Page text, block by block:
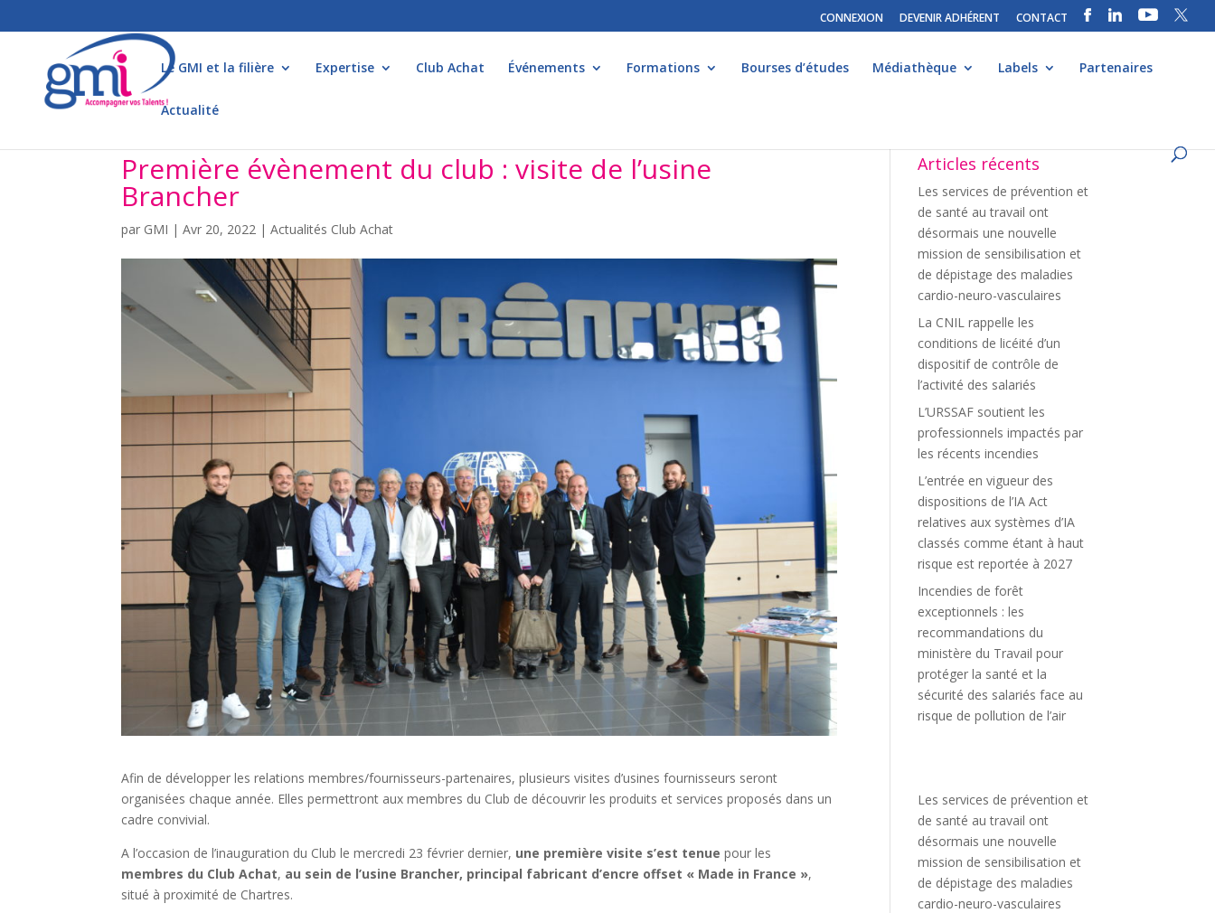
CONNEXION DEVENIR ADHÉRENT CONTACT
Le GMI et la filière Expertise Club Achat Événements Formations Bourses d’études Médiathèque Labels Partenaires
Actualité
Première évènement du club : visite de l’usine
Brancher
par GMI |Avr 20, 2022 |Actualités Club Achat
Afin de développer les relations membres/fournisseurs-partenaires, plusieurs visites d’usines fournisseurs seront
organisées chaque année. Elles permettront aux membres du Club de découvrir les produits et services proposés dans un
cadre convivial.
A l’occasion de l’inauguration du Club le mercredi 23 février dernier, une première visite s’est tenuepour les
membres du Club Achat, au sein de l’usine Brancher, principal fabricant d’encre offset « Made in France »,
situé à proximité de Chartres.
Articles récents
Les services de prévention et
de santé au travail ont
désormais une nouvelle
mission de sensibilisation et
de dépistage des maladies
cardio-neuro-vasculaires
La CNIL rappelle les
conditions de licéité d’un
dispositif de contrôle de
l’activité des salariés
L’URSSAF soutient les
professionnels impactés par
les récents incendies
L’entrée en vigueur des
dispositions de l’IA Act
relatives aux systèmes d’IA
classés comme étant à haut
risque est reportée à 2027
Incendies de forêt
exceptionnels : les
recommandations du
ministère du Travail pour
protéger la santé et la
sécurité des salariés face au
risque de pollution de l’air
Les services de prévention et
de santé au travail ont
désormais une nouvelle
mission de sensibilisation et
de dépistage des maladies
cardio-neuro-vasculaires